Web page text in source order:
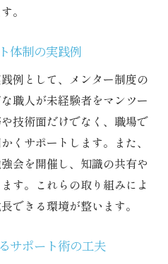
戦力育成への実践ステ
験者募集と現場力強化
化する育成ポイントの整
即戦力化のコツを紹介
経験者募集の成功事例に
プロセスの見直しポイン
。
体制の実践例
例として、メンター制度の
職人が未経験者をマンツー
技術面だけでなく、職場で
くサポートします。また、
会を開催し、知識の共有や
す。これらの取り組みによ
できる環境が整います。
サポート術の工夫